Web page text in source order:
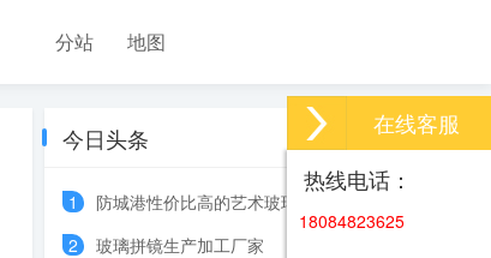
分站 地图
今日头条
1
防城港性价比高的艺术玻璃
2
玻璃拼镜生产加工厂家
在线客服
热线电话：
18084823625